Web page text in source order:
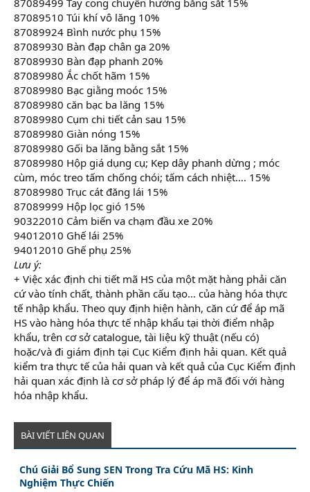
87089510 Túi khí vô lăng 10%
87089924 Bình nước phụ 15%
87089930 Bàn đạp chân ga 20%
87089930 Bàn đạp phanh 20%
87089980 Ắc chốt hãm 15%
87089980 Bạc giằng moóc 15%
87089980 căn bạc ba lăng 15%
87089980 Cụm chi tiết cản sau 15%
87089980 Giàn nóng 15%
87089980 Gối ba lăng bằng sắt 15%
87089980 Hộp giá dụng cụ; Kẹp dây phanh dừng ; móc
cùm, móc treo tấm chống chói; tấm cách nhiệt…. 15%
87089980 Trục cát đăng lái 15%
87089999 Hộp lọc gió 15%
90322010 Cảm biến va chạm đầu xe 20%
94012010 Ghế lái 25%
94012010 Ghế phụ 25%
Lưu ý:
+ Việc xác định chi tiết mã HS của một mặt hàng phải căn
cứ vào tính chất, thành phần cấu tạo… của hàng hóa thực
tế nhập khẩu. Theo quy định hiện hành, căn cứ để áp mã
HS vào hàng hóa thực tế nhập khẩu tại thời điểm nhập
khẩu, trên cơ sở catalogue, tài liệu kỹ thuật (nếu có)
hoặc/và đi giám định tại Cục Kiểm định hải quan. Kết quả
kiểm tra thực tế của hải quan và kết quả của Cục Kiểm định
hải quan xác định là cơ sở pháp lý để áp mã đối với hàng
hóa nhập khẩu.
BÀI VIẾT LIÊN QUAN
Chú Giải Bổ Sung SEN Trong Tra Cứu Mã HS: Kinh
Nghiệm Thực Chiến